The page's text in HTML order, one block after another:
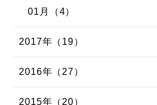
01月（4）
2017年（19）
2016年（27）
2015年（20）